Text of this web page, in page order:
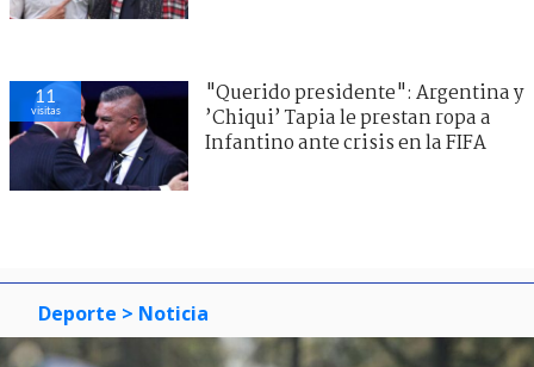
11
visitas
"Querido presidente": Argentina y
’Chiqui’ Tapia le prestan ropa a
Infantino ante crisis en la FIFA
Deporte > Noticia